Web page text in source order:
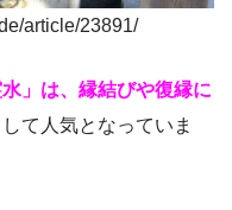
article/23891/
水」は、縁結びや復縁に
して人気となっていま